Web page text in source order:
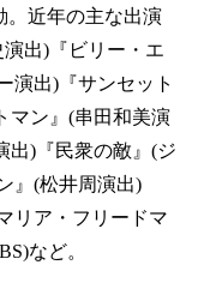
。近年の主な出演
出)『ビリー・エ
演出)『サンセット
マン』(串田和美演
出)『民衆の敵』(ジ
』(松井周演出)
リア・フリードマ
など。